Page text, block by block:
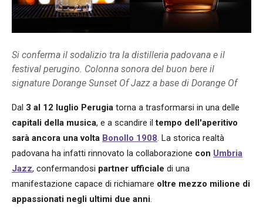
Si conferma il sodalizio tra la distilleria padovana e il
festival perugino. Colonna sonora del buon bere il
signature Dorange Sunset Of Jazz a base di Dorange Of
Dal 3 al 12 luglio Perugia torna a trasformarsi in una delle
capitali della musica, e a scandire iltempo dell'aperitivo
sarà ancora una volta Bonollo 1908. La storica realtà
padovana ha infatti rinnovato la collaborazione con Umbria
Jazz, confermandosi partner ufficiale di una
manifestazione capace di richiamare oltre mezzo milione di
appassionati negli ultimi due anni.